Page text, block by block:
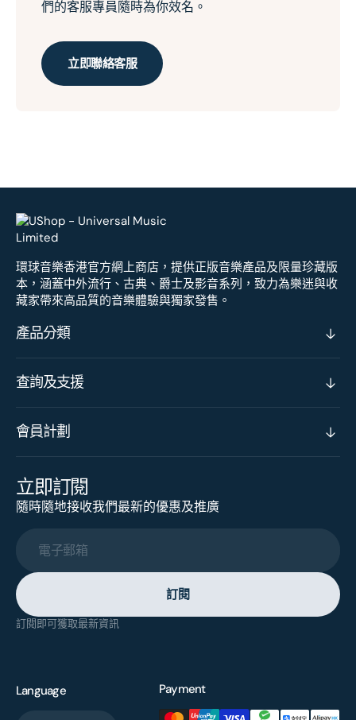
們的客服專員隨時為你效名。
立即聯絡客服
環球音樂香港官方網上商店，提供正版音樂產品及限量珍藏版
本，涵蓋中外流行、古典、爵士及影音系列，致力為樂迷與收
藏家帶來高品質的音樂體驗與獨家發售。
產品分類
查詢及支援
會員計劃
立即訂閱
隨時隨地接收我們最新的優惠及推廣
電子郵箱
訂閱
訂閱即可獲取最新資訊
Language Payment